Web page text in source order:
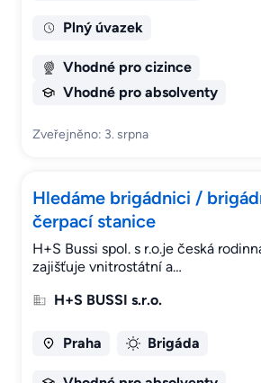
Plný úvazek
Vhodné pro cizince
Vhodné pro absolventy
Zveřejněno: 3. srpna
Hledáme brigádnici /
čerpací stanice
H+S Bussi spol. s r.o.je česká
zajišťuje vnitrostátní a…
H+S BUSSI s.r.o.
Praha Brigáda